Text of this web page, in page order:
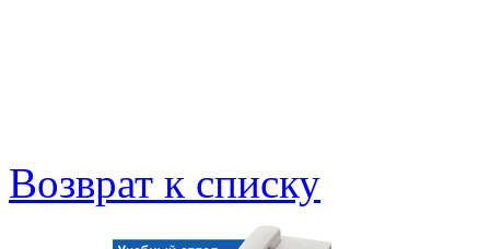
Возврат к списку